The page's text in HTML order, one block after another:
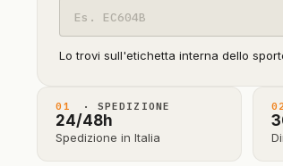
modello
Lo trovi sull'etichetta interna dello
01 · SPEDIZIONE
24/48h
Spedizione in Italia